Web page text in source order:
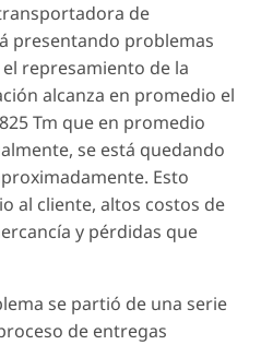
de
presentando problemas
represamiento de la
alcanza en promedio el
Tm que en promedio
se está quedando
Esto
al cliente, altos costos de
y pérdidas que
se partió de una serie
de entregas